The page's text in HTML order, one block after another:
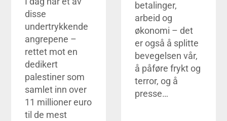
disse
undertrykkende
angrepene –
rettet mot en
dedikert
palestiner som
samlet inn over
11 millioner euro
til de mest
betalinger,
arbeid og
økonomi – det
er også å splitte
bevegelsen vår,
å påføre frykt og
terror, og å
presse…